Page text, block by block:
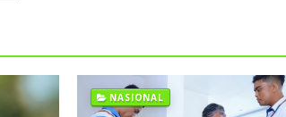
NASIONAL